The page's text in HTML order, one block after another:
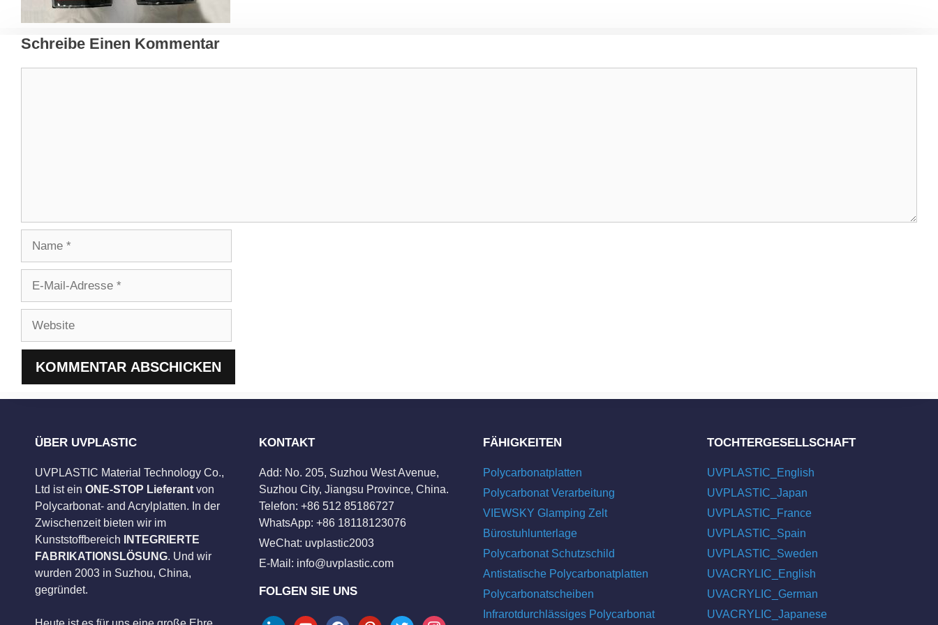
Schreibe Einen Kommentar
Adresse
ÜBER UVPLASTIC
UVPLASTIC Material Technology Co.,
Ltd ist ein ONE-STOP Lieferant von
Polycarbonat- and Acrylplatten. In der
Zwischenzeit bieten wir im
Kunststoffbereich
INTEGRIERTE
FABRIKATIONSLÖSUNG. Und wir
wurden 2003 in Suzhou, China,
gegründet.
KONTAKT
Add: No. 205, Suzhou West Avenue,
Suzhou City, Jiangsu Province, China.
Telefon: +86 512 85186727
WhatsApp: +86 18118123076
WeChat: uvplastic2003
E-Mail: info@uvplastic.com
FOLGEN SIE UNS
FÄHIGKEITEN
Polycarbonatplatten
Polycarbonat Verarbeitung
VIEWSKY Glamping Zelt
Bürostuhlunterlage
Polycarbonat Schutzschild
Antistatische Polycarbonatplatten
Polycarbonatscheiben
Infrarotdurchlässiges Polycarbonat
TOCHTERGESELLSCHAFT
UVPLASTIC_English
UVPLASTIC_Japan
UVPLASTIC_France
UVPLASTIC_Spain
UVPLASTIC_Sweden
UVACRYLIC_English
UVACRYLIC_German
UVACRYLIC_Japanese